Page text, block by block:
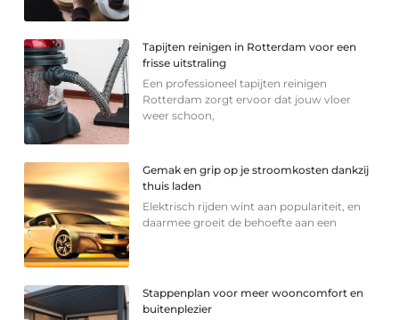
Tapijten reinigen in Rotterdam voor een
frisse uitstraling
Een professioneel tapijten reinigen
Rotterdam zorgt ervoor dat jouw vloer
weer schoon,
Gemak en grip op je stroomkosten dankzij
thuis laden
Elektrisch rijden wint aan populariteit, en
daarmee groeit de behoefte aan een
Stappenplan voor meer wooncomfort en
buitenplezier